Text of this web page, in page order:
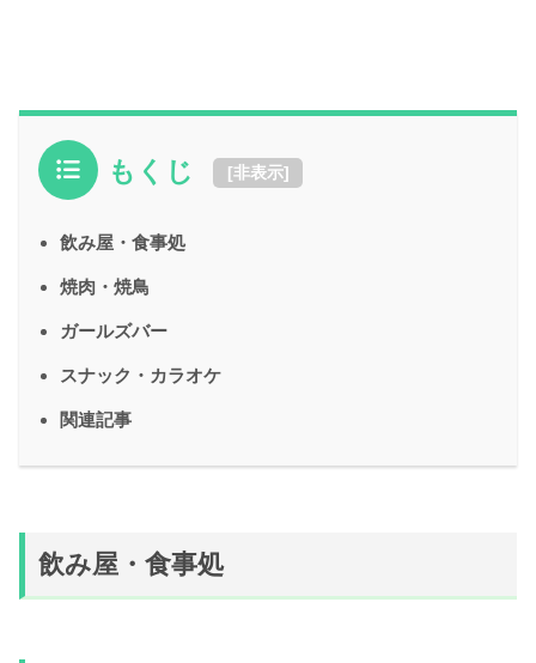
もくじ [非表示]
飲み屋・食事処
焼肉・焼鳥
ガールズバー
スナック・カラオケ
関連記事
飲み屋・食事処